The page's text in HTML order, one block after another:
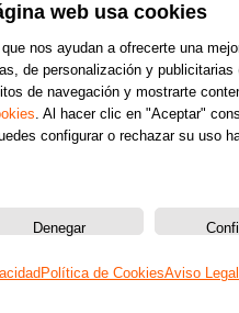
web usa cookies
nos ayudan a ofrecerte una
de personalización y publicitarias
de navegación y mostrarte
. Al hacer clic en "Aceptar"
configurar o rechazar su uso
Denegar
Política de CookiesAviso Legal